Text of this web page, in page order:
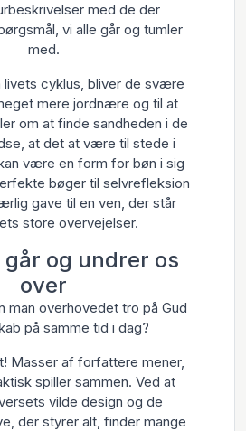
med de der
vi alle går og tumler
med.
cyklus, bliver de svære
mere jordnære og til at
om at finde sandheden i de
at det at være til stede i
være en form for bøn i sig
bøger til selvrefleksion
gave til en ven, der står
store overvejelser.
og undrer os
over
man overhovedet tro på Gud
på samme tid i dag?
Masser af forfattere mener,
spiller sammen. Ved at
vilde design og de
der styrer alt, finder mange